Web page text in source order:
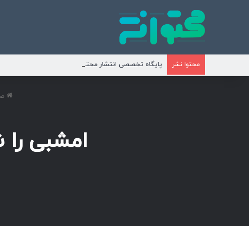
محتوا نشر پایگاه تخصصی انتشار محتوای مناسبتی و موضوعی
امشبی